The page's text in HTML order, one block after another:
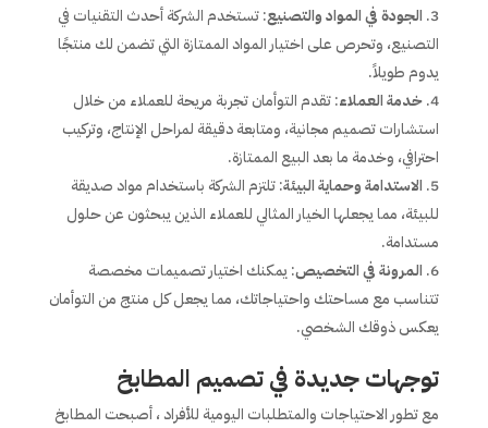
الجودة في المواد والتصنيع: تستخدم الشركة أحدث التقنيات في
التصنيع، وتحرص على اختيار المواد الممتازة التي تضمن لك منتجًا
يدوم طويلاً.
خدمة العملاء: تقدم التوأمان تجربة مريحة للعملاء من خلال
استشارات تصميم مجانية، ومتابعة دقيقة لمراحل الإنتاج، وتركيب
احترافي، وخدمة ما بعد البيع الممتازة.
الاستدامة وحماية البيئة: تلتزم الشركة باستخدام مواد صديقة
للبيئة، مما يجعلها الخيار المثالي للعملاء الذين يبحثون عن حلول
مستدامة.
المرونة في التخصيص: يمكنك اختيار تصميمات مخصصة
تتناسب مع مساحتك واحتياجاتك، مما يجعل كل منتج من التوأمان
يعكس ذوقك الشخصي.
توجهات جديدة في تصميم المطابخ
مع تطور الاحتياجات والمتطلبات اليومية للأفراد ، أصبحت المطابخ